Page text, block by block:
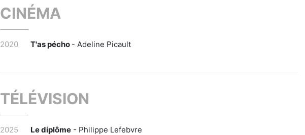
CINÉMA
2020 T'as pécho - Adeline Picault
TÉLÉVISION
2025 Le diplôme - Philippe Lefebvre